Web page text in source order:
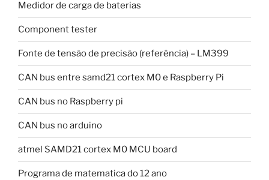
Medidor de carga de baterias
Component tester
Fonte de tensão de precisão (referência) – LM399
CAN bus entre samd21 cortex M0 e Raspberry Pi
CAN bus no Raspberry pi
CAN bus no arduino
atmel SAMD21 cortex M0 MCU board
Programa de matematica do 12 ano